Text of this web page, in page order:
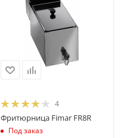
4
Фритюрница Fimar FR8R
Под заказ